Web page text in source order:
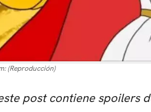
(Reproducción)
post contiene spoilers